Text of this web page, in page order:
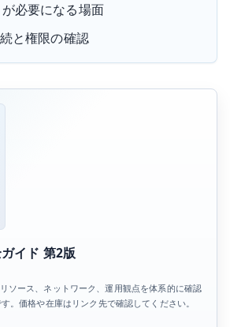
が必要になる場面
と権限の確認
イド 第2版
ソース、ネットワーク、運用観点を体系的に確認
。価格や在庫はリンク先で確認してください。